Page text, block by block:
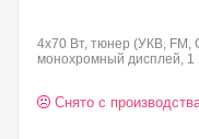
4x70 Вт, тюнер (УКВ, FM,
монохромный дисплей, 1
Снято с